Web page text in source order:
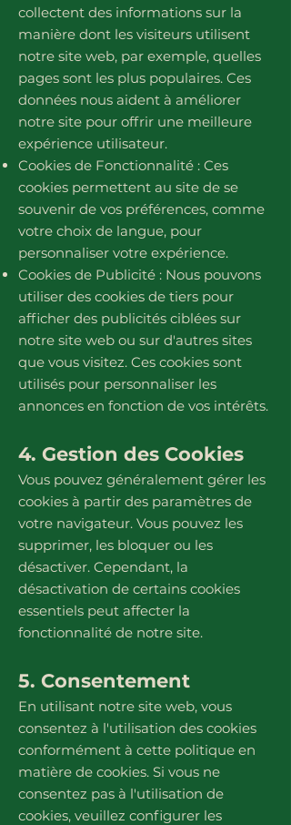
collectent des informations sur la
manière dont les visiteurs utilisent
notre site web, par exemple, quelles
pages sont les plus populaires. Ces
données nous aident à améliorer
notre site pour offrir une meilleure
expérience utilisateur.
Cookies de Fonctionnalité : Ces
cookies permettent au site de se
souvenir de vos préférences, comme
votre choix de langue, pour
personnaliser votre expérience.
Cookies de Publicité : Nous pouvons
utiliser des cookies de tiers pour
afficher des publicités ciblées sur
notre site web ou sur d'autres sites
que vous visitez. Ces cookies sont
utilisés pour personnaliser les
annonces en fonction de vos intérêts.
4. Gestion des Cookies
Vous pouvez généralement gérer les
cookies à partir des paramètres de
votre navigateur. Vous pouvez les
supprimer, les bloquer ou les
désactiver. Cependant, la
désactivation de certains cookies
essentiels peut affecter la
fonctionnalité de notre site.
5. Consentement
En utilisant notre site web, vous
consentez à l'utilisation des cookies
conformément à cette politique en
matière de cookies. Si vous ne
consentez pas à l'utilisation de
cookies, veuillez configurer les